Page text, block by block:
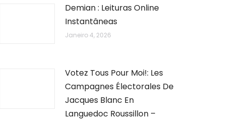
Demian : Leituras Online
Instantâneas
Janeiro 4, 2026
Votez Tous Pour Moi!: Les
Campagnes Électorales De
Jacques Blanc En
Languedoc Roussillon –